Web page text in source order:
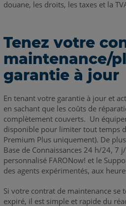
douane, les droits, les taxes et la
Tenez votre
maintenance/
garantie à jour
En tenant votre garantie à jour et
en sachant que les coûts de
complètement couverts. Un
disponible pour limiter tout temps
Premium Plus uniquement). De
Base de Connaissances 24 h/24, 7
personnalisé FARONow! et le
des agents expérimentés, aux
Si votre contrat de maintenance se
expiré, il est simple et rapide du